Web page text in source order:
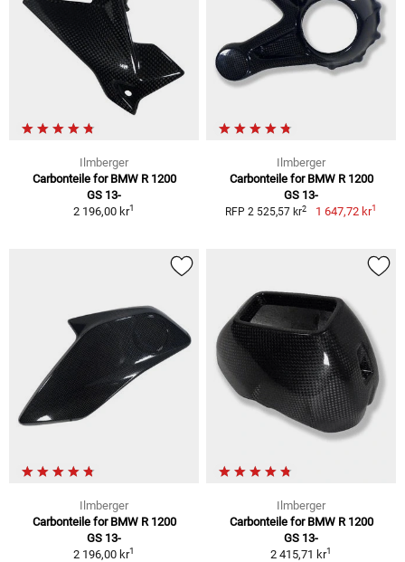
Ilmberger
Carbonteile for BMW R 1200
GS 13-
2 196,00 kr1
Ilmberger
Carbonteile for BMW R 1200
GS 13-
RFP 2 525,57 kr2 1 647,72 kr1
Ilmberger
Carbonteile for BMW R 1200
GS 13-
2 196,00 kr1
Ilmberger
Carbonteile for BMW R 1200
GS 13-
2 415,71 kr1